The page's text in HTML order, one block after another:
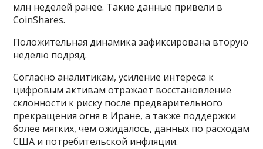
млн неделей ранее. Такие данные привели в
CoinShares.
Положительная динамика зафиксирована вторую
неделю подряд.
Согласно аналитикам, усиление интереса к
цифровым активам отражает восстановление
склонности к риску после предварительного
прекращения огня в Иране, а также поддержки
более мягких, чем ожидалось, данных по расходам
США и потребительской инфляции.